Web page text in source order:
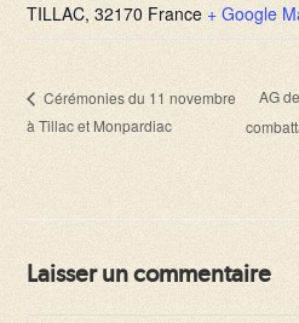
TILLAC, 32170 France + Google
Cérémonies du 11 novembre
à Tillac et Monpardiac
AG
Laisser un commentaire